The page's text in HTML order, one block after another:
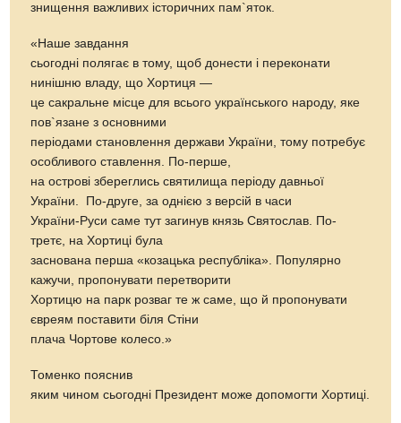
знищення важливих історичних пам`яток.
«Наше завдання
сьогодні полягає в тому, щоб донести і переконати
нинішню владу, що Хортиця —
це сакральне місце для всього українського народу, яке
пов`язане з основними
періодами становлення держави України, тому потребує
особливого ставлення. По-перше,
на острові збереглись святилища періоду давньої
України. По-друге, за однією з версій в часи
України-Руси саме тут загинув князь Святослав. По-
третє, на Хортиці була
заснована перша «козацька республіка». Популярно
кажучи, пропонувати перетворити
Хортицю на парк розваг те ж саме, що й пропонувати
євреям поставити біля Стіни
плача Чортове колесо.»
Томенко пояснив
яким чином сьогодні Президент може допомогти Хортиці.